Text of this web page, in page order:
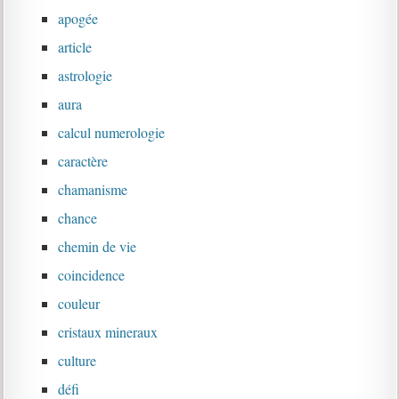
apogée
article
astrologie
aura
calcul numerologie
caractère
chamanisme
chance
chemin de vie
coincidence
couleur
cristaux mineraux
culture
défi